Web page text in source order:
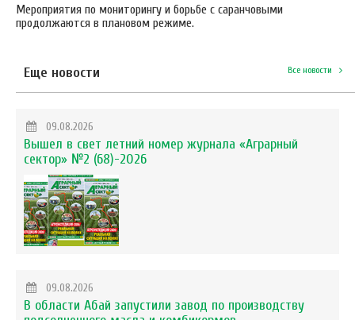
Мероприятия по мониторингу и борьбе с саранчовыми
продолжаются в плановом режиме.
Еще новости Все новости
09.08.2026
Вышел в свет летний номер журнала «Аграрный
сектор» №2 (68)-2026
09.08.2026
В области Абай запустили завод по производству